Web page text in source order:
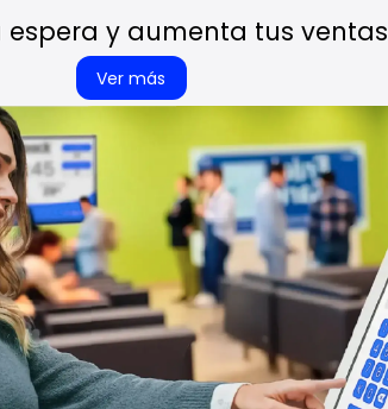
espera y aumenta tus ventas
Ver más